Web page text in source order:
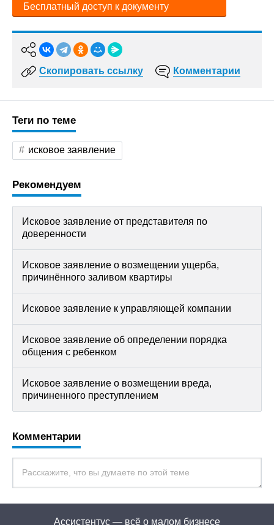
Бесплатный доступ к документу
Скопировать ссылку Комментарии
Теги по теме
исковое заявление
Рекомендуем
Исковое заявление от представителя по
доверенности
Исковое заявление о возмещении ущерба,
причинённого заливом квартиры
Исковое заявление к управляющей компании
Исковое заявление об определении порядка
общения с ребенком
Исковое заявление о возмещении вреда,
причиненного преступлением
Комментарии
Ассистентус — всё о малом бизнесе